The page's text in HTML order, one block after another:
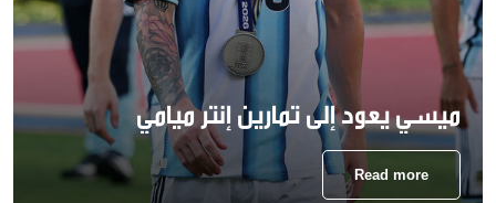
ميسي يعود إلى تمارين إنتر ميامي
Read more